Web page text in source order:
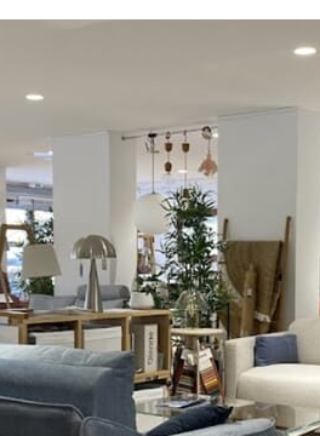
l'accessibilité dans votre